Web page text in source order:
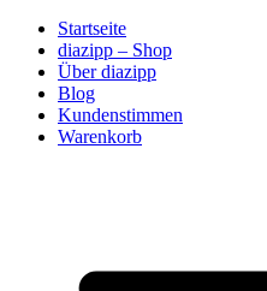
Startseite
diazipp – Shop
Über diazipp
Blog
Kundenstimmen
Warenkorb